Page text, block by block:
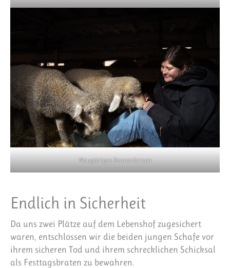
Neugieriges Kennenlernen
Endlich in Sicherheit
Da uns zwei Plätze auf dem Lebenshof zugesichert
waren, entschlossen wir die beiden jungen Schafe vor
ihrem sicheren Tod und ihrem schrecklichen Schicksal
als Festtagsbraten zu bewahren.